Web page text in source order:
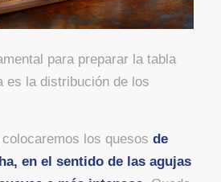
para preparar la tabla
es la distribución de los
los quesos de
en el sentido de las agujas